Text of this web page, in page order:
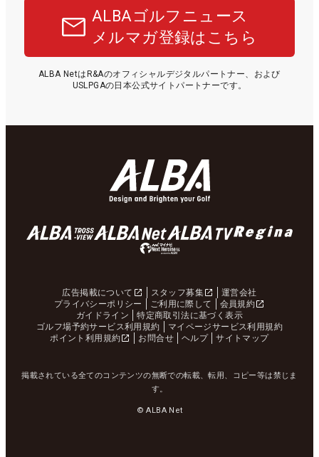
ALBAゴルフニュース
メルマガ登録はこちら
ALBA NetはR&Aのオフィシャルデジタルパートナー、および
USLPGAの日本公式サイトパートナーです。
広告掲載について スタッフ募集
運営会社
プライバシーポリシー
ご利用に際して
会員規約
ガイドライン
特定商取引法に基づく表示
ゴルフ場予約サービス利用規約
マイページサービス利用規約
ポイント利用規約
お問合せ ヘルプ サイトマップ
掲載されている全てのコンテンツの無断での転載、転用、コピー等は禁じま
す。
© ALBA Net